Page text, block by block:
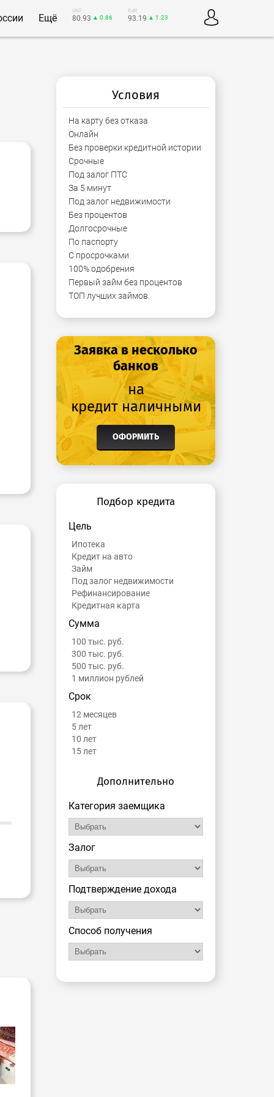
Ещё
USD
80.93 ▲ 0.86
EUR
93.19 ▲ 1.23
Условия
На карту без отказа
Онлайн
Без проверки кредитной истории
Срочные
Под залог ПТС
За 5 минут
Под залог недвижимости
Без процентов
Долгосрочные
По паспорту
С просрочками
100% одобрения
Первый займ без процентов
ТОП лучших займов.
Заявка в несколько
банков
на
кредит наличными
ОФОРМИТЬ
Подбор кредита
Цель
Ипотека
Кредит на авто
Займ
Под залог недвижимости
Рефинансирование
Кредитная карта
Сумма
100 тыс. руб.
300 тыс. руб.
500 тыс. руб.
1 миллион рублей
Срок
12 месяцев
5 лет
10 лет
15 лет
Дополнительно
Категория заемщика
Залог
Подтверждение дохода
Способ получения